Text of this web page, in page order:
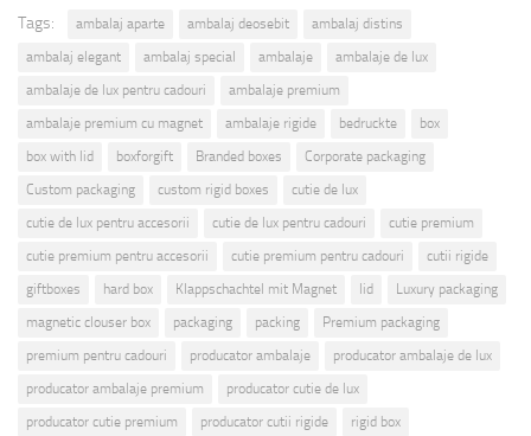
Tags: ambalaj aparte ambalaj deosebit
ambalaj distins
ambalaj elegant
ambalaj special ambalaje
ambalaje de lux
ambalaje de lux pentru cadouri
ambalaje premium
ambalaje premium cu magnet
ambalaje rigide bedruckte
box
box with lid
boxforgift Branded boxes
Corporate packaging
Custom packaging
custom rigid boxes
cutie de lux
cutie de lux pentru accesorii
cutie de lux pentru cadouri
cutie premium
cutie premium pentru accesorii
cutie premium pentru cadouri
cutii rigide
giftboxes
hard box Klappschachtel mit Magnet lid
Luxury packaging
magnetic clouser box
packaging packing
Premium packaging
premium pentru cadouri
producator ambalaje
producator ambalaje de lux
producator ambalaje premium
producator cutie de lux
producator cutie premium
producator cutii rigide
rigid box